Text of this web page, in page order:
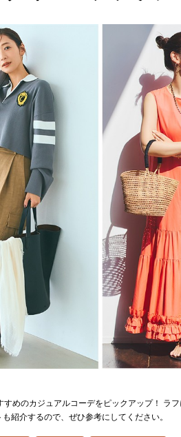
すめのカジュアルコーデをピックアップ！ ラ
紹介するので、ぜひ参考にしてください。